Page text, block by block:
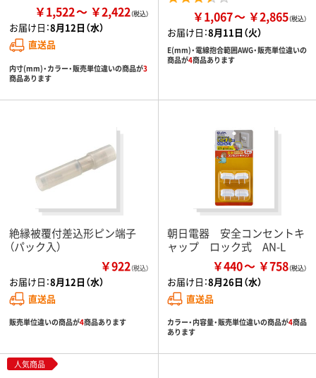
￥1,522 ￥2,422
お届け日：8月12日（水）
直送品
内寸(mm)・カラー・販売単位違いの商品が3
商品あります
￥1,067 ￥2,865
お届け日：8月11日（火）
E(mm)・電線抱合範囲AWG・販売単位違いの
商品が4商品あります
絶縁被覆付差込形ピン端子
（パック入）
￥922（税込）
お届け日：8月12日（水）
直送品
販売単位違いの商品が4商品あります
朝日電器 安全コンセントキ
ャップ ロック式 AN-L
￥440 ￥758
お届け日：8月26日（水）
直送品
カラー・内容量・販売単位違いの商品が4商品
あります
人気商品